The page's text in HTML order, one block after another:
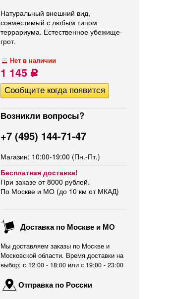
Натуральный внешний вид,
совместимый с любым типом
террариума. Естественное убежище-
грот.
Нет в наличии
1 145 Р
Возникли вопросы?
+7 (495) 144-71-47
Магазин: 10:00-19:00 (Пн.-Пт.)
Бесплатная доставка!
При заказе от 8000 рублей.
По Москве и МО (до 10 км от МКАД)
Доставка по Москве и МО
Мы доставляем заказы по Москве и
Московской области. Время доставки на
выбор: с 12:00 - 18:00 или c 19:00 - 23:00
Отправка по России